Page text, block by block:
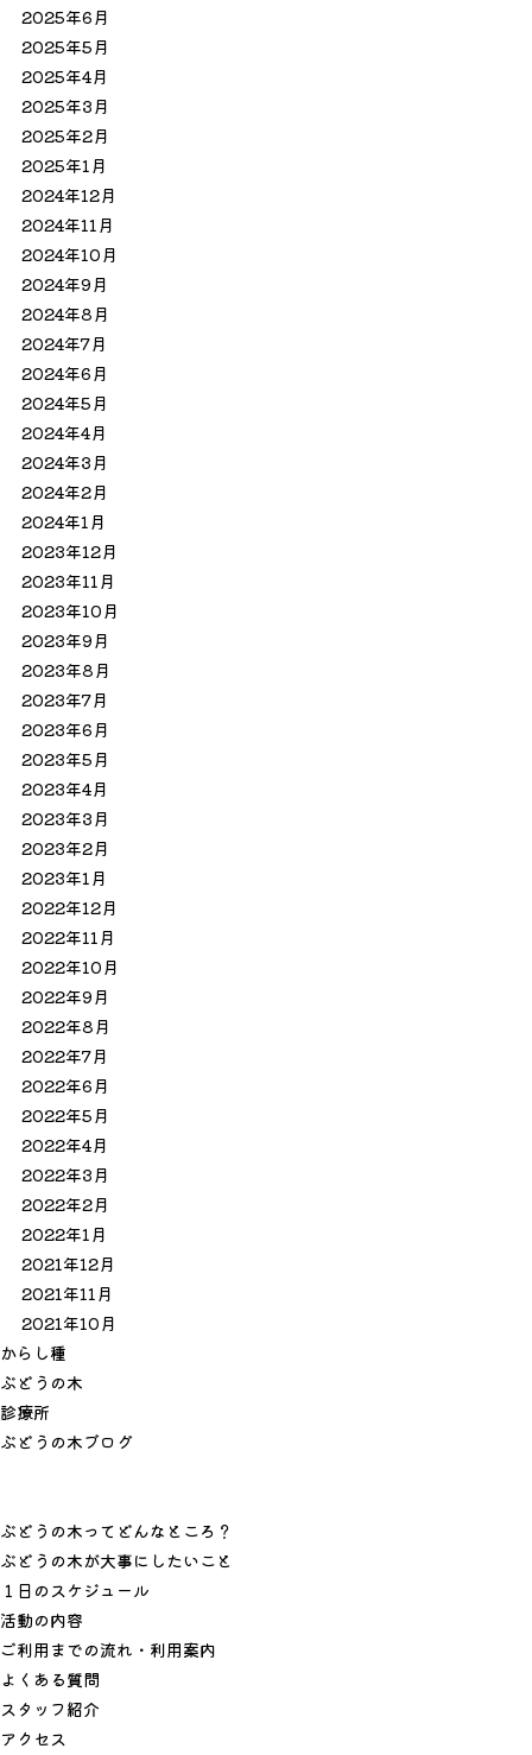
2025年6月
2025年5月
2025年4月
2025年3月
2025年2月
2025年1月
2024年12月
2024年11月
2024年10月
2024年9月
2024年8月
2024年7月
2024年6月
2024年5月
2024年4月
2024年3月
2024年2月
2024年1月
2023年12月
2023年11月
2023年10月
2023年9月
2023年8月
2023年7月
2023年6月
2023年5月
2023年4月
2023年3月
2023年2月
2023年1月
2022年12月
2022年11月
2022年10月
2022年9月
2022年8月
2022年7月
2022年6月
2022年5月
2022年4月
2022年3月
2022年2月
2022年1月
2021年12月
2021年11月
2021年10月
から し種
ぶ ど う の木
診療所
ぶ ど う の木ブロ グ
ぶどうの木ってどんなところ？
ぶどうの木が大事にしたいこと
１日のスケジュール
活動の内容
ご利用までの流れ・利用案内
よくある質問
スタッフ紹介
アクセス